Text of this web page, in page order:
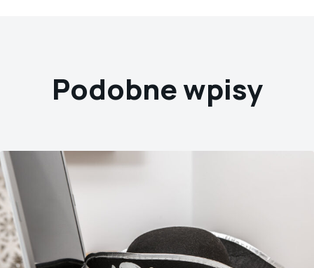
Podobne wpisy